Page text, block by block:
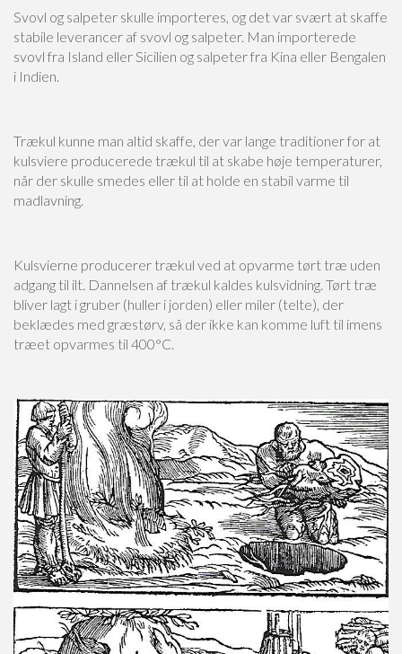
Svovl og salpeter skulle importeres, og det var svært at skaffe
stabile leverancer af svovl og salpeter. Man importerede
svovl fra Island eller Sicilien og salpeter fra Kina eller Bengalen
i Indien.
Trækul kunne man altid skaffe, der var lange traditioner for at
kulsviere producerede trækul til at skabe høje temperaturer,
når der skulle smedes eller til at holde en stabil varme til
madlavning.
Kulsvierne producerer trækul ved at opvarme tørt træ uden
adgang til ilt. Dannelsen af trækul kaldes kulsvidning. Tørt træ
bliver lagt i gruber (huller i jorden) eller miler (telte), der
beklædes med græstørv, så der ikke kan komme luft til imens
træet opvarmes til 400°C.